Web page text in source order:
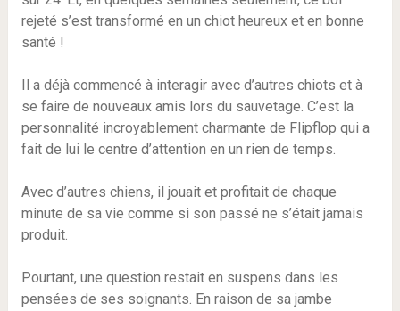
rejeté s’est transformé en un chiot heureux et en bonne
santé !
Il a déjà commencé à interagir avec d’autres chiots et à
se faire de nouveaux amis lors du sauvetage. C’est la
personnalité incroyablement charmante de Flipflop qui a
fait de lui le centre d’attention en un rien de temps.
Avec d’autres chiens, il jouait et profitait de chaque
minute de sa vie comme si son passé ne s’était jamais
produit.
Pourtant, une question restait en suspens dans les
pensées de ses soignants. En raison de sa jambe